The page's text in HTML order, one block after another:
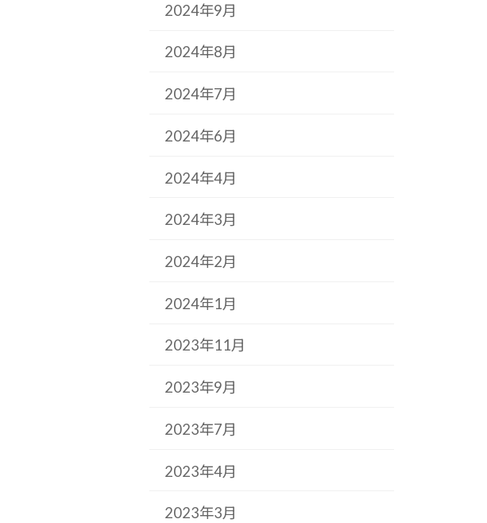
2024年9月
2024年8月
2024年7月
2024年6月
2024年4月
2024年3月
2024年2月
2024年1月
2023年11月
2023年9月
2023年7月
2023年4月
2023年3月